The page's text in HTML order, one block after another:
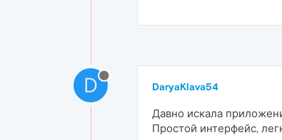
D DaryaKlava54
Давно искала
Простой интерфейс,